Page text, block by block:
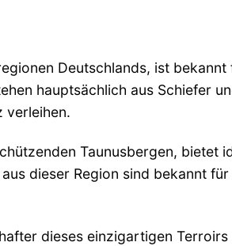
Deutschlands, ist
hauptsächlich aus Schiefer
verleihen.
Taunusbergen, bietet
dieser Region sind bekannt
dieses einzigartigen